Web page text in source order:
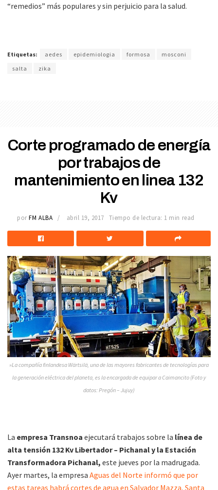
“remedios” más populares y sin perjuicio para la salud.
Etiquetas: aedes epidemiologia formosa
mosconi
salta
zika
Corte programado de energía
por trabajos de
mantenimiento en linea 132
Kv
por FM ALBA abril 19, 2017 Tiempo de lectura: 1 min read
»La compañía finlandesa Wärtsilä, una de las mayores fabricantes de tecnologías para
la generación eléctrica del planeta, es la encargada de equipar a Caimancito (Foto y
datos: Pregón – Jujuy)
La empresa Transnoa ejecutará trabajos sobre la línea de
alta tensión 132 Kv Libertador – Pichanal y la Estación
Transformadora Pichanal, este jueves por la madrugada.
Ayer martes, la empresa Aguas del Norte informó que por
estas tareas habrá cortes de agua en Salvador Mazza, Santa